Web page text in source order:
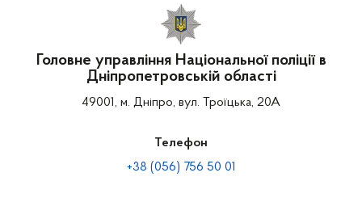
Головне управління Національної поліції в
Дніпропетровській області
49001, м. Дніпро, вул. Троїцька, 20А
Телефон
+38 (056) 756 50 01